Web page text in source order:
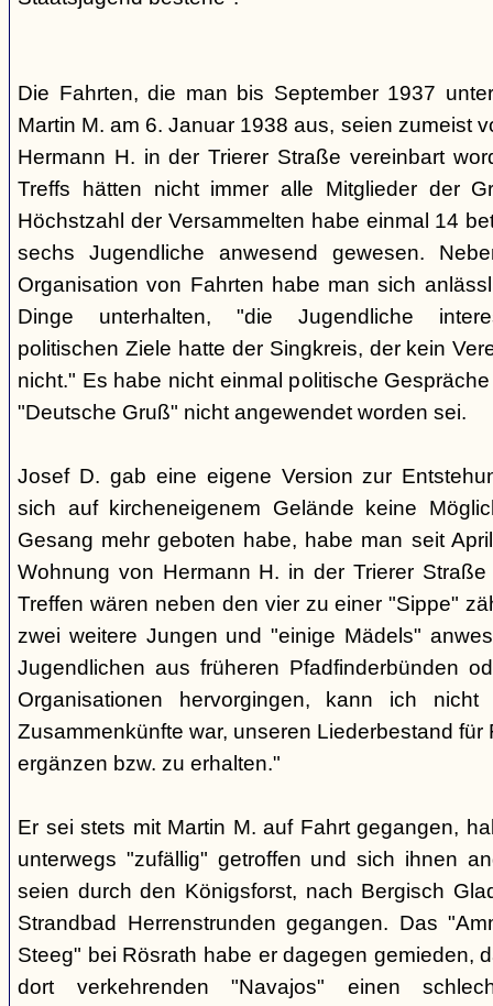
Die Fahrten, die man bis September 1937
Martin M. am 6. Januar 1938 aus, seien zumeist
Hermann H. in der Trierer Straße vereinbart
Treffs hätten nicht immer alle Mitglieder der
Höchstzahl der Versammelten habe einmal 14
sechs Jugendliche anwesend gewesen.
Organisation von Fahrten habe man sich
Dinge unterhalten, "die Jugendliche
politischen Ziele hatte der Singkreis, der kein
nicht." Es habe nicht einmal politische
"Deutsche Gruß" nicht angewendet worden sei.
Josef D. gab eine eigene Version zur
sich auf kircheneigenem Gelände keine
Gesang mehr geboten habe, habe man seit
Wohnung von Hermann H. in der Trierer
Treffen wären neben den vier zu einer "Sippe"
zwei weitere Jungen und "einige Mädels"
Jugendlichen aus früheren Pfadfinderbünden
Organisationen hervorgingen, kann ich
Zusammenkünfte war, unseren Liederbestand
ergänzen bzw. zu erhalten."
Er sei stets mit Martin M. auf Fahrt gegangen,
unterwegs "zufällig" getroffen und sich ihnen
seien durch den Königsforst, nach Bergisch
Strandbad Herrenstrunden gegangen. Das
Steeg" bei Rösrath habe er dagegen gemieden,
dort verkehrenden "Navajos" einen